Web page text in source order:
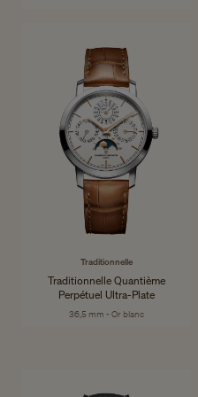
Traditionnelle
Traditionnelle Quantième
Perpétuel Ultra-Plate
36,5 mm - Or blanc